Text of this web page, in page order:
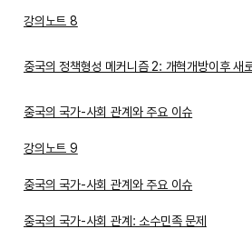
강의노트 8
중국의 정책형성 메커니즘 2: 개혁개방이후 새
중국의 국가-사회 관계와 주요 이슈
강의노트 9
중국의 국가-사회 관계와 주요 이슈
중국의 국가-사회 관계: 소수민족 문제